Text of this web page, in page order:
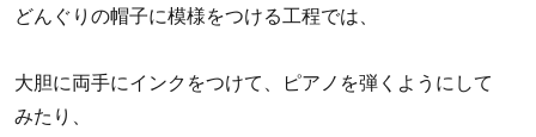
どんぐりの帽子に模様をつける工程では、
大胆に両手にインクをつけて、ピアノを弾くようにして
みたり、